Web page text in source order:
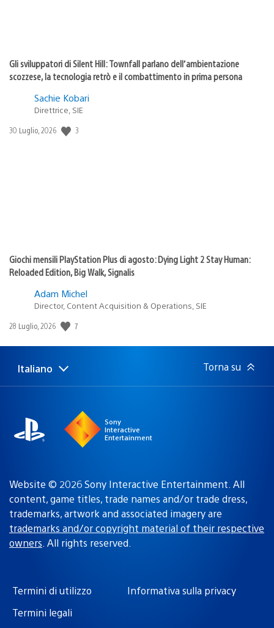
Gli sviluppatori di Silent Hill: Townfall parlano dell’ambientazione
scozzese, la tecnologia retrò e il combattimento in prima persona
Sachie Kobari
Direttrice, SIE
Data
30 Luglio, 2026 3
Giochi mensili PlayStation Plus di agosto: Dying Light 2 Stay Human:
Reloaded Edition, Big Walk, Signalis
Adam Michel
Director, Content Acquisition & Operations, SIE
Data
pubblicazione:
28 Luglio, 2026 7
Seleziona
una
Regione
attuale:
Italiano Torna su
Sony
Interactive
Entertainment
Website © 2026 Sony Interactive Entertainment. All
content, game titles, trade names and/or trade dress,
trademarks, artwork and associated imagery are
trademarks and/or copyright material of their respective
owners. All rights reserved.
Termini di utilizzo
Informativa sulla privacy
Termini legali